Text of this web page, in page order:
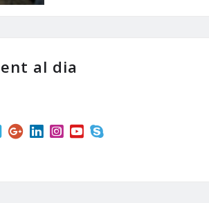
al dia